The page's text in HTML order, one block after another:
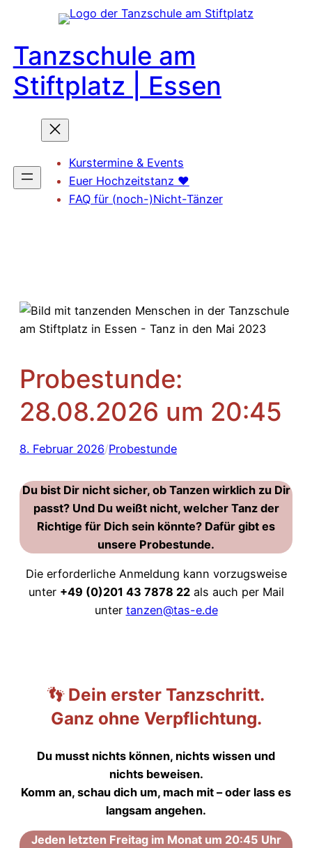
springen
Tanzschule am
Stiftplatz | Essen
Kurstermine & Events
Euer Hochzeitstanz ❤️
FAQ für (noch-)Nicht-Tänzer
Probestunde:
28.08.2026 um 20:45
8. Februar 2026/Probestunde
Du bist Dir nicht sicher, ob Tanzen wirklich zu Dir
passt? Und Du weißt nicht, welcher Tanz der
Richtige für Dich sein könnte? Dafür gibt es
unsere Probestunde.
Die erforderliche Anmeldung kann vorzugsweise
unter +49 (0)201 43 7878 22als auch per Mail
unter tanzen@tas-e.de
👣 Dein erster Tanzschritt.
Ganz ohne Verpflichtung.
Du musst nichts können, nichts wissen und
nichts beweisen.
Komm an, schau dich um, mach mit – oder lass es
langsam angehen.
Jeden letzten Freitag im Monat um 20:45 Uhr